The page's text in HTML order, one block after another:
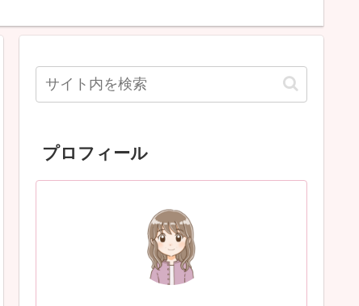
プロフィール